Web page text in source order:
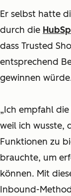
Er selbst hatte
durch die
dass Trusted
entsprechend
gewinnen
„Ich empfahl
weil ich wusste,
Funktionen zu
brauchte, um
können. Mit
Inbound-